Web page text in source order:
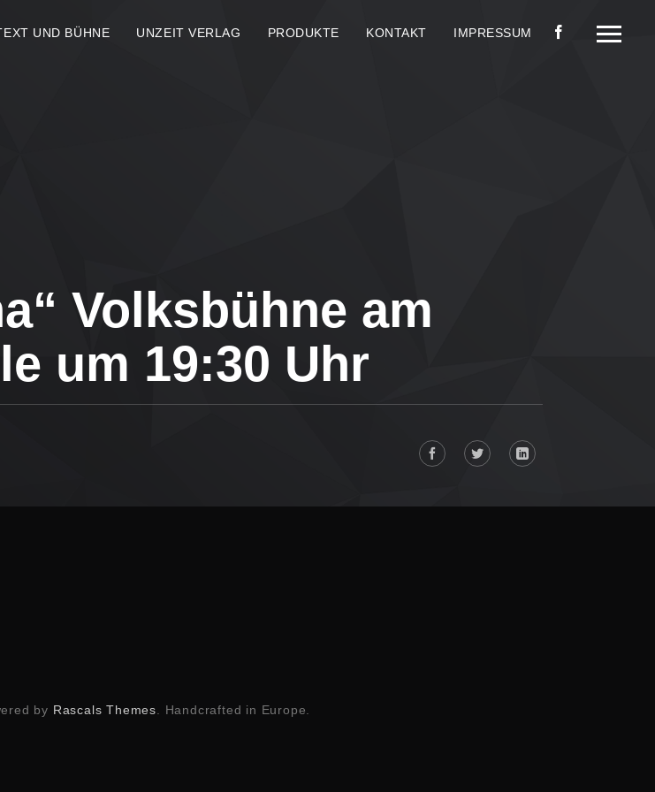
UND BÜHNE UNZEIT VERLAG PRODUKTE KONTAKT IMPRESSUM
Volksbühne am
um 19:30 Uhr
by Rascals Themes . Handcrafted in Europe.